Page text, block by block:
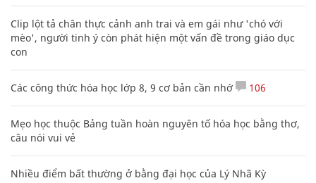
Clip lột tả chân thực cảnh anh trai và em gái như 'chó với
mèo', người tinh ý còn phát hiện một vấn đề trong giáo dục
con
Các công thức hóa học lớp 8, 9 cơ bản cần nhớ 106
Mẹo học thuộc Bảng tuần hoàn nguyên tố hóa học bằng thơ,
câu nói vui vẻ
Nhiều điểm bất thường ở bằng đại học của Lý Nhã Kỳ